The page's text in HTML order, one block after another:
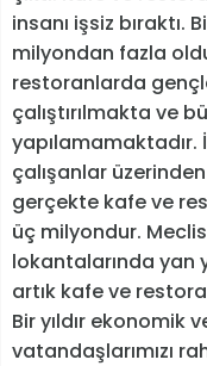
insanı işsiz bıraktı.
milyondan fazla
restoranlarda
çalıştırılmakta ve
yapılamamaktadır.
çalışanlar
gerçekte kafe ve
üç milyondur.
lokantalarında yan
artık kafe ve
Bir yıldır ekonomik
vatandaşlarımızı